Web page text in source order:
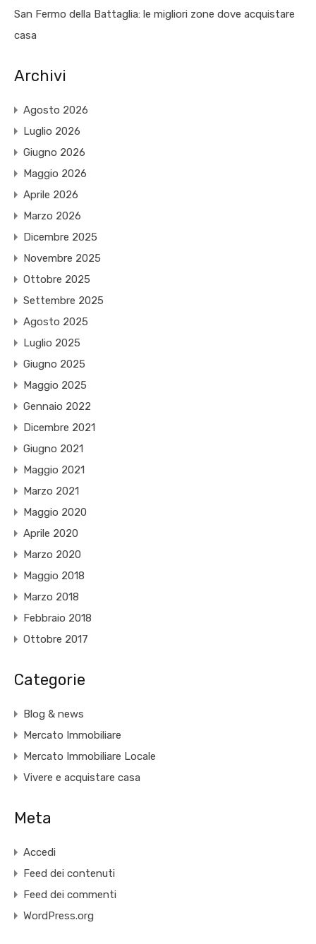
San Fermo della Battaglia: le migliori zone dove acquistare
casa
Archivi
Agosto 2026
Luglio 2026
Giugno 2026
Maggio 2026
Aprile 2026
Marzo 2026
Dicembre 2025
Novembre 2025
Ottobre 2025
Settembre 2025
Agosto 2025
Luglio 2025
Giugno 2025
Maggio 2025
Gennaio 2022
Dicembre 2021
Giugno 2021
Maggio 2021
Marzo 2021
Maggio 2020
Aprile 2020
Marzo 2020
Maggio 2018
Marzo 2018
Febbraio 2018
Ottobre 2017
Categorie
Blog & news
Mercato Immobiliare
Mercato Immobiliare Locale
Vivere e acquistare casa
Meta
Accedi
Feed dei contenuti
Feed dei commenti
WordPress.org